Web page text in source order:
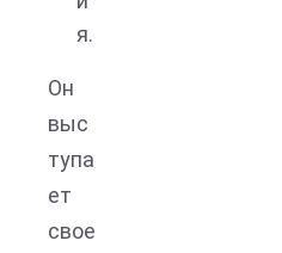
я.
Он
выс
тупа
ет
свое